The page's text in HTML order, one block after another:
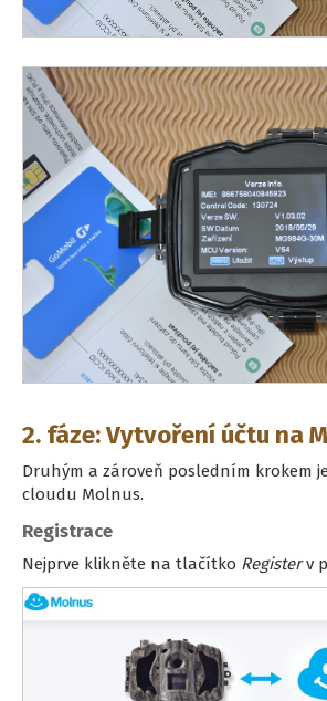
2. fáze: Vytvoření účtu na
Druhým a zároveň posledním krokem
cloudu Molnus.
Registrace
Nejprve klikněte na tlačítko Registerv